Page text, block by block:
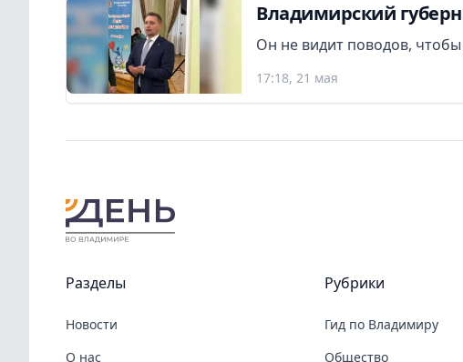
Владимирский
Он не видит поводов,
17:18, 21 мая
Разделы
Новости
О нас
Рубрики
Гид по Владимиру
Общество